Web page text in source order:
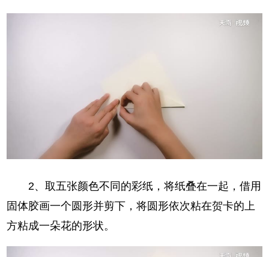
2、取五张颜色不同的彩纸，将纸叠在一起，借用
固体胶画一个圆形并剪下，将圆形依次粘在贺卡的上
方粘成一朵花的形状。